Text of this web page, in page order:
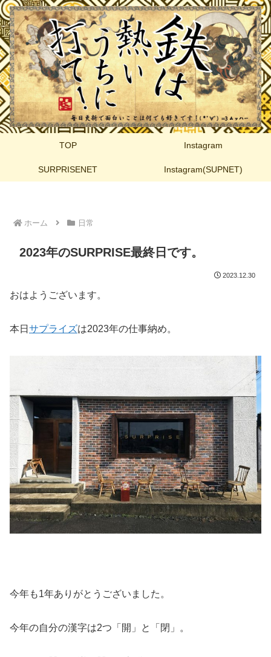
TOP Instagram
SURPRISENET Instagram(SUPNET)
ホーム 日常
2023年のSURPRISE最終日です。
2023.12.30
おはようございます。
本日 サプライズは2023年の仕事納め。
今年も1年ありがとうございました。
今年の自分の漢字は2つ「開」と「閉」。